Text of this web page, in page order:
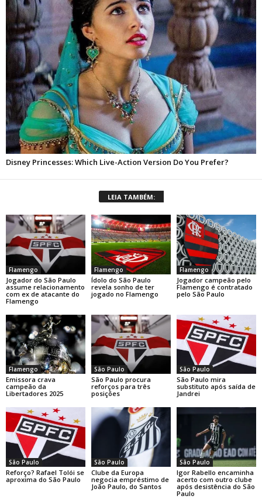
LEIA TAMBÉM:
Flamengo
Jogador do São Paulo
assume relacionamento
com ex de atacante do
Flamengo
Flamengo
Ídolo do São Paulo
revela sonho de ter
jogado no Flamengo
Flamengo
Jogador campeão pelo
Flamengo é contratado
pelo São Paulo
Flamengo
Emissora crava
campeão da
Libertadores 2025
São Paulo
São Paulo procura
reforços para três
posições
São Paulo
São Paulo mira
substituto após saída de
Jandrei
São Paulo
Reforço? Rafael Tolói se
aproxima do São Paulo
São Paulo
Clube da Europa
negocia empréstimo de
João Paulo, do Santos
São Paulo
Igor Rabello encaminha
acerto com outro clube
após desistência do São
Paulo